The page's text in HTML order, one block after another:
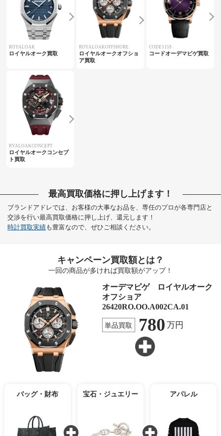
ROYALOAK
ロイヤルオーク買取
ROYALOAKOFFSHORE
ロイヤルオークオフショ
ア買取
CODE1159
コードオーデマピゲ買取
RYALOAKCONCEPT
ロイヤルオークコンセプ
ト買取
最高買取価格に押し上げます！
ブランドアドレでは、お客様の大事なお品を、専任のプロが各専門店と
交渉を行い最高買取価格に押し上げ、還元します！
時計買取実績も豊富なので、ぜひご相談ください。
キャンペーン買取額とは？
一回の商品が多ければ買取額がアップ！
オーデマピゲ ロイヤルオーク
オフショア
26420RO.OO.A002CA.01
単品買取 780 万円
バッグ・財布 宝石・ジュエリー アパレル